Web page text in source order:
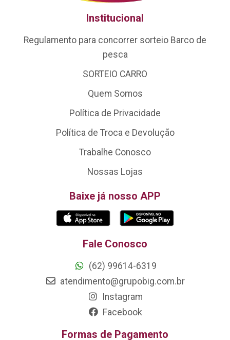
Institucional
Regulamento para concorrer sorteio Barco de
pesca
SORTEIO CARRO
Quem Somos
Política de Privacidade
Política de Troca e Devolução
Trabalhe Conosco
Nossas Lojas
Baixe já nosso APP
Fale Conosco
(62) 99614-6319
atendimento@grupobig.com.br
Instagram
Facebook
Formas de Pagamento